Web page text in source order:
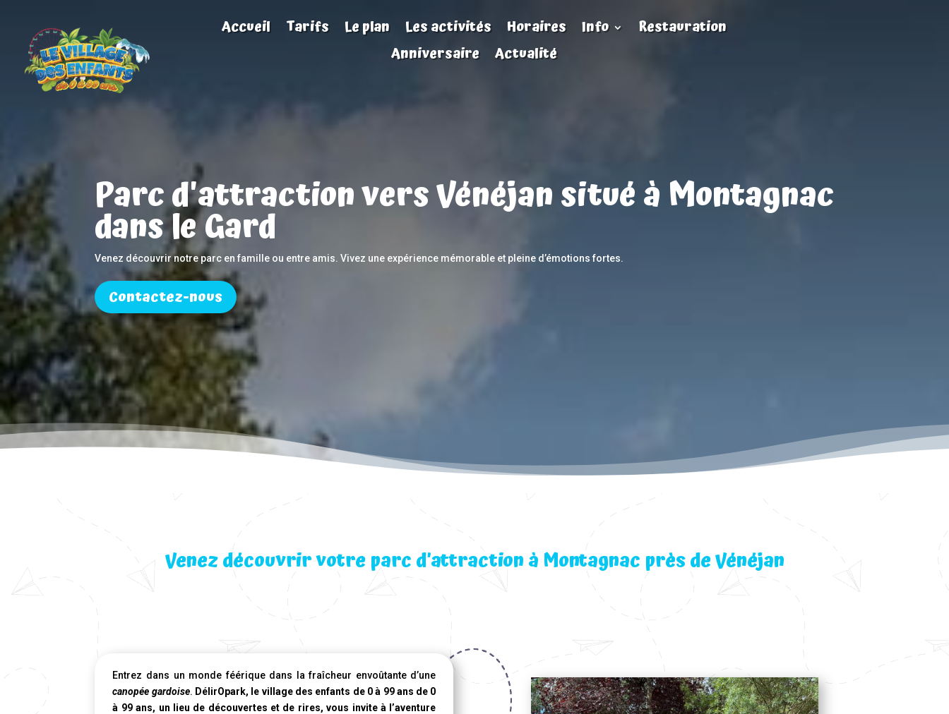
Accueil Tarifs Le plan Les activités Horaires Info
Restauration
Anniversaire
Actualité
Parc d'attraction vers Vénéjan situé à Montagnac
dans le Gard
Venez découvrir notre parc en famille ou entre amis. Vivez une expérience mémorable et pleine d’émotions fortes.
Contactez-nous
Venez découvrir votre parc d’attraction à Montagnac près de Vénéjan
Entrez dans un monde féérique dans la fraîcheur envoûtante d’une
canopée gardoise. DélirOpark, le village des enfants de 0 à 99 ans de 0
à 99 ans, un lieu de découvertes et de rires, vous invite à l’aventure